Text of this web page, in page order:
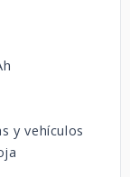
y vehículos